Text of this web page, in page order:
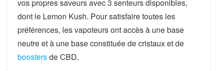
vos propres saveurs avec 3 senteurs disponibles,
dont le Lemon Kush. Pour satisfaire toutes les
préférences, les vapoteurs ont accès à une base
neutre et à une base constituée de cristaux et de
boostersde CBD.